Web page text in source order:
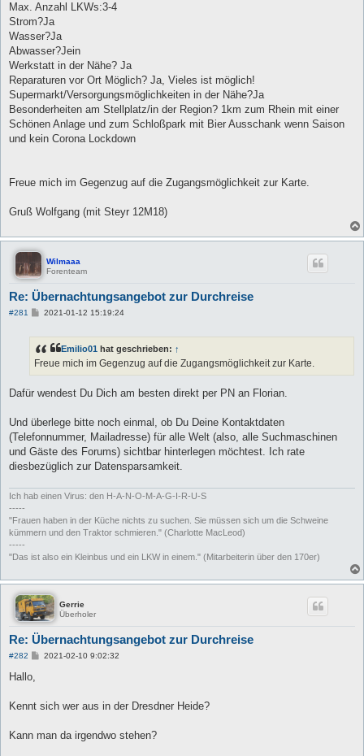
Max. Anzahl LKWs:3-4
Strom?Ja
Wasser?Ja
Abwasser?Jein
Werkstatt in der Nähe? Ja
Reparaturen vor Ort Möglich? Ja, Vieles ist möglich!
Supermarkt/Versorgungsmöglichkeiten in der Nähe?Ja
Besonderheiten am Stellplatz/in der Region? 1km zum Rhein mit einer
Schönen Anlage und zum Schloßpark mit Bier Ausschank wenn Saison
und kein Corona Lockdown
Freue mich im Gegenzug auf die Zugangsmöglichkeit zur Karte.
Gruß Wolfgang (mit Steyr 12M18)
Wilmaaa
Forenteam
Re: Übernachtungsangebot zur Durchreise
#281
B
r
a
2021-01-12 15:19:24
Emilio01 hat geschrieben: ↑
Freue mich im Gegenzug auf die Zugangsmöglichkeit zur Karte.
Dafür wendest Du Dich am besten direkt per PN an Florian.
Und überlege bitte noch einmal, ob Du Deine Kontaktdaten
(Telefonnummer, Mailadresse) für alle Welt (also, alle Suchmaschinen
und Gäste des Forums) sichtbar hinterlegen möchtest. Ich rate
diesbezüglich zur Datensparsamkeit.
Ich hab einen Virus: den H-A-N-O-M-A-G-I-R-U-S
-----
"Frauen haben in der Küche nichts zu suchen. Sie müssen sich um die Schweine
kümmern und den Traktor schmieren." (Charlotte MacLeod)
-----
"Das ist also ein Kleinbus und ein LKW in einem." (Mitarbeiterin über den 170er)
Gerrie
Überholer
Re: Übernachtungsangebot zur Durchreise
#282
B
a
2021-02-10 9:02:32
Hallo,
Kennt sich wer aus in der Dresdner Heide?
Kann man da irgendwo stehen?